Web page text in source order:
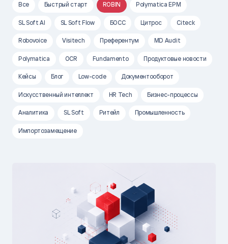
Все Быстрый старт ROBIN Polymatica EPM
SL Soft AI SL Soft Flow БОСС Цитрос Citeck
Robovoice Visitech Преферентум MD Audit
Polymatica OCR Fundamento Продуктовые новости
Кейсы Блог Low-code Документооборот
Искусственный интеллект HR Tech Бизнес-процессы
Аналитика SL Soft Ритейл Промышленность
Импортозамещение